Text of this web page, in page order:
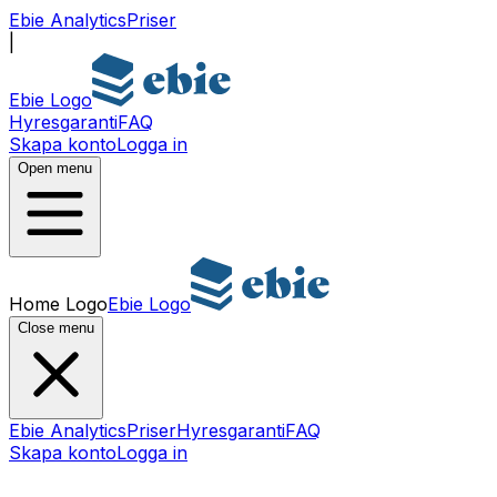
Ebie AnalyticsPriser
Ebie Logo
HyresgarantiFAQ
Skapa kontoLogga in
Open menu
Home LogoEbie Logo
Close menu
Ebie AnalyticsPriserHyresgarantiFAQ
Skapa kontoLogga in